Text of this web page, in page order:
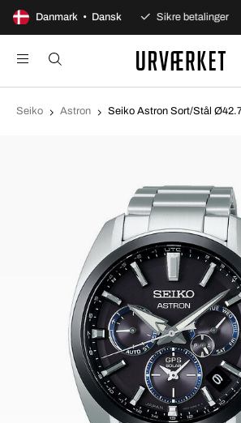
Danmark • Dansk
100 dages åbent køb Sikre betalinger
Seiko Astron Seiko Astron Sort/Stål